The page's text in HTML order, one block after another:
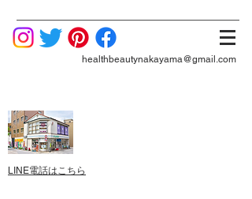
healthbeautynakayama@gmail.com
LINE電話はこちら